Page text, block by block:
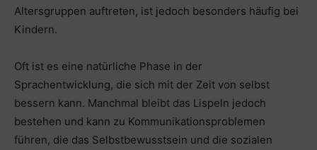
Altersgruppen auftreten, ist jedoch besonders häufig bei
Kindern.
Oft ist es eine natürliche Phase in der
Sprachentwicklung, die sich mit der Zeit von selbst
bessern kann. Manchmal bleibt das Lispeln jedoch
bestehen und kann zu Kommunikationsproblemen
führen, die das Selbstbewusstsein und die sozialen